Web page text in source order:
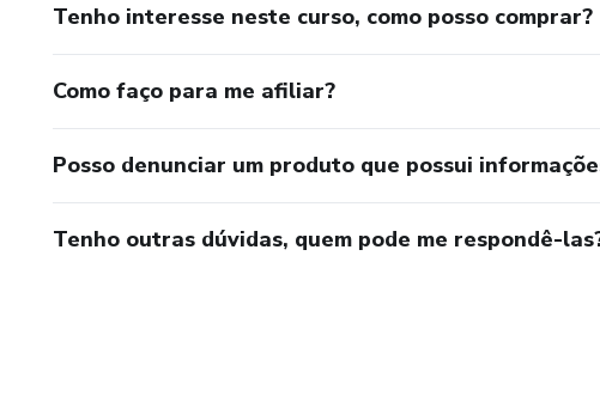
Tenho interesse neste curso, como posso comprar?
Como faço para me afiliar?
Posso denunciar um produto que possui
Tenho outras dúvidas, quem pode me respondê-